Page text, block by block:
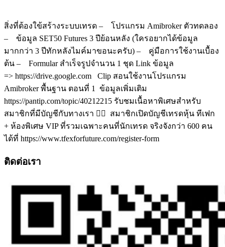
สิ่งที่ต้องใข้สร้างระบบเทรด – โปรแกรม Amibroker ตัวทดลอง
– ข้อมูล SET50 Futures 3 ปีย้อนหลัง (ใครอยากได้ข้อมูล
มากกว่า 3 ปีทักหลังไมค์มาขอนะครับ) – คู่มือการใช้งานเบื้อง
ต้น – Formular สำเร็จรูปจำนวน 1 ชุด Link ข้อมูล
=> https://drive.google.com Clip สอนใช้งานโปรแกรม
Amibroker พื้นฐาน ตอนที่ 1 ข้อมูลเพิ่มเติม
https://pantip.com/topic/40212215 รับชมเนื้อหาพิเศษสำหรับ
สมาชิกที่มีบัญชีกับทางเรา 👉🏻 สมาชิกเปิดบัญชีเทรดหุ้น ทีเฟก
+ ห้องพิเศษ VIP ที่รวมเฉพาะคนที่นักเทรด จริงจังกว่า 600 คน
ได้ที่ https://www.tfexforfuture.com/register-form
ติดต่อเรา